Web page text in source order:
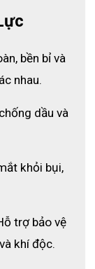
và xây
độ bền cao
sinh, có khả
các dung dịch
mưa axit,
và chống
327°C, góp
bền bỉ và
nhau.
dầu và
khỏi bụi,
trợ bảo vệ
khí độc.